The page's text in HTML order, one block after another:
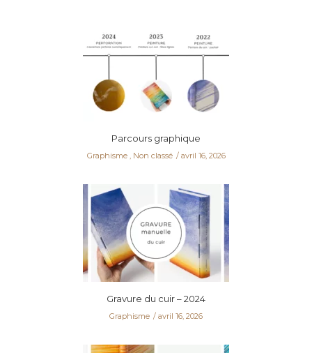
Parcours graphique
Graphisme, Non classé avril 16, 2026
Gravure du cuir – 2024
Graphisme avril 16, 2026